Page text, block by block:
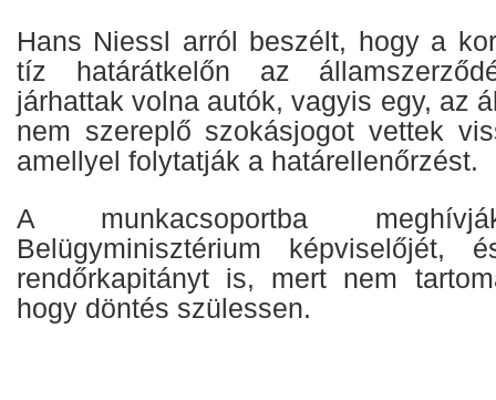
Hans Niessl arról beszélt, hogy a
tíz határátkelőn az
járhattak volna autók, vagyis egy, az
nem szereplő szokásjogot vettek
amellyel folytatják a határellenőrzést.
A munkacsoportba
Belügyminisztérium képviselőjét,
rendőrkapitányt is, mert nem
hogy döntés szülessen.